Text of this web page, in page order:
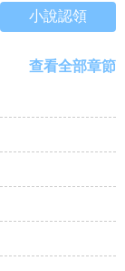
小說認領
查看全部章節